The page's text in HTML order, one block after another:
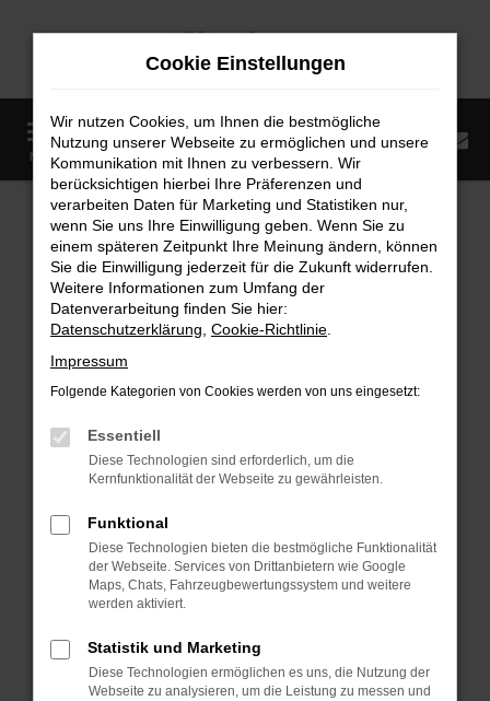
Zum
MENÜ
Startseite Fahrzeugangebote Fahrzeugmarkt
Fahrzeugmarkt
Fehler: Network Error
Beim Laden ist ein Fehler aufgetreten.
Hier sind ein paar Tipps, die dir helfen können:
Überprüfe deine Firewall und deine
Internetverbindung.
deine Suchmaschine?
Prüfe deine Browsererweiterungen.
Manche Erweiterungen, wie Werbeblocker,
können das Laden bestimmter Seiten
anderen Browser oder in einem privaten
Fenster?
Cookie Einstellungen
Wir nutzen Cookies, um Ihnen die bestmögliche
Nutzung unserer Webseite zu ermöglichen und unsere
Kommunikation mit Ihnen zu verbessern. Wir
berücksichtigen hierbei Ihre Präferenzen und
verarbeiten Daten für Marketing und Statistiken nur,
wenn Sie uns Ihre Einwilligung geben. Wenn Sie zu
einem späteren Zeitpunkt Ihre Meinung ändern, können
Sie die Einwilligung jederzeit für die Zukunft widerrufen.
Weitere Informationen zum Umfang der
Datenverarbeitung finden Sie hier:
Datenschutzerklärung Cookie-Richtlinie
Impressum
Folgende Kategorien von Cookies werden von uns eingesetzt:
Essentiell
Diese Technologien sind erforderlich, um die
Kernfunktionalität der Webseite zu gewährleisten.
Funktional
Diese Technologien bieten die bestmögliche Funktionalität
der Webseite. Services von Drittanbietern wie Google
Maps, Chats, Fahrzeugbewertungssystem und weitere
werden aktiviert.
Statistik und Marketing
Diese Technologien ermöglichen es uns, die Nutzung der
Webseite zu analysieren, um die Leistung zu messen und